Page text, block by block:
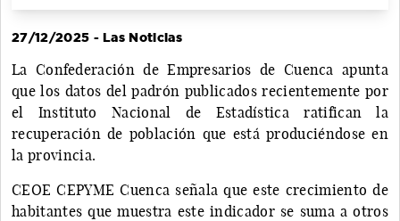
27/12/2025 - Las Noticias
La Confederación de Empresarios de Cuenca apunta
que los datos del padrón publicados recientemente por
el Instituto Nacional de Estadística ratifican la
recuperación de población que está produciéndose en
la provincia.
CEOE CEPYME Cuenca señala que este crecimiento de
habitantes que muestra este indicador se suma a otros